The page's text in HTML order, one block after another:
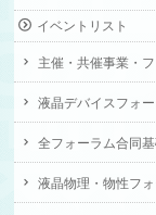
イベントリスト
主催・共催事業・
液晶デバイスフォ
全フォーラム合同
液晶物理・物性フ